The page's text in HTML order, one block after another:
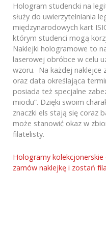
Hologram studencki na
służy do uwierzytelniania
międzynarodowych kart
którym studenci mogą
Naklejki hologramowe to
laserowej obróbce w celu
wzoru. Na każdej naklejce
oraz data określająca
posiada też specjalne
miodu”. Dzięki swoim
znaczki els stają się coraz
może stanowić okaz w
filatelisty.
Hologramy
zamów naklejkę i zostań